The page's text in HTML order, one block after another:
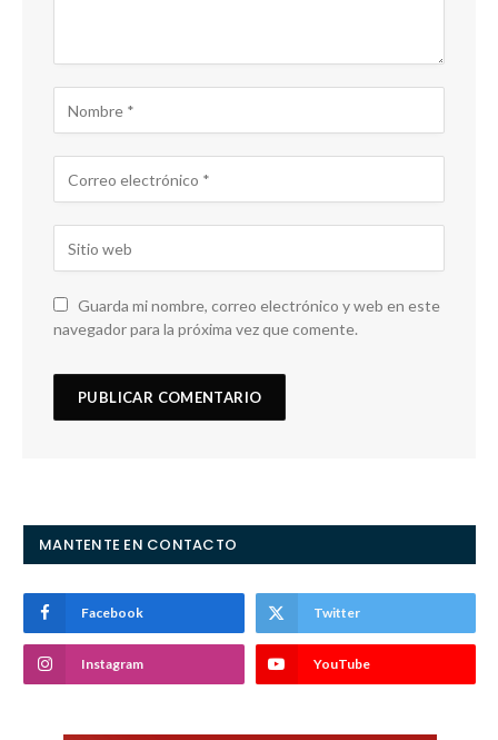
Guarda mi nombre, correo electrónico y web en este
navegador para la próxima vez que comente.
MANTENTE EN CONTACTO
Facebook Twitter
Instagram YouTube